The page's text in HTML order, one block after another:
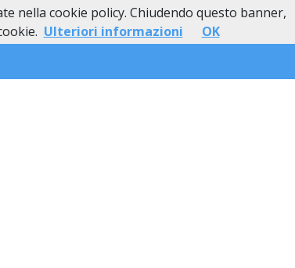
Personaggi Pubblici Contatti
nella cookie policy. Chiudendo questo banner,
Ulteriori informazioni OK